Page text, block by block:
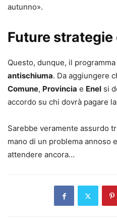
autunno».
Future strategie
Questo, dunque, il
antischiuma. Da aggiungere
Comune, Provincia e Enel si
accordo su chi dovrà pagare
Sarebbe veramente assurdo
mano di un problema annoso
attendere ancora…